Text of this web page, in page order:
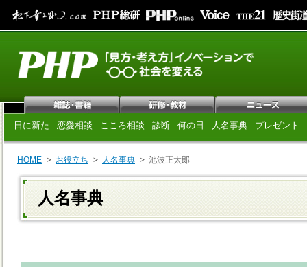
日に新た 恋愛相談 こころ相談 診断 何の日 人名事典 プレゼント
HOME お役立ち 人名事典 池波正太郎
人名事典